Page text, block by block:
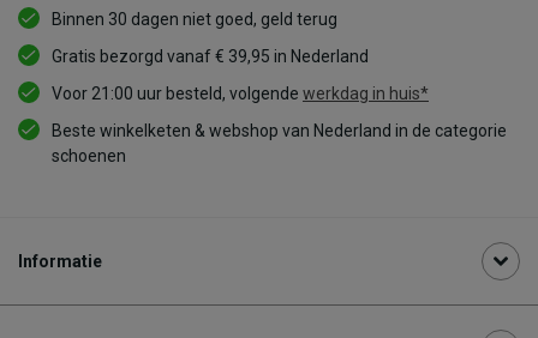
Binnen 30 dagen niet goed, geld terug
Gratis bezorgd vanaf € 39,95 in Nederland
Voor 21:00 uur besteld, volgende werkdag in huis*
Beste winkelketen & webshop van Nederland in de categorie
schoenen
Informatie